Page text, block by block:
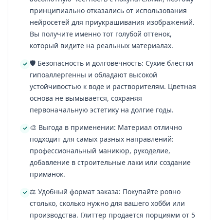
принципиально отказались от использования
нейросетей для приукрашивания изображений.
Вы получите именно тот голубой оттенок,
который видите на реальных материалах.
🛡️ Безопасность и долговечность: Сухие блестки
гипоаллергенны и обладают высокой
устойчивостью к воде и растворителям. Цветная
основа не вымывается, сохраняя
первоначальную эстетику на долгие годы.
🎨 Выгода в применении: Материал отлично
подходит для самых разных направлений:
профессиональный маникюр, рукоделие,
добавление в строительные лаки или создание
приманок.
⚖️ Удобный формат заказа: Покупайте ровно
столько, сколько нужно для вашего хобби или
производства. Глиттер продается порциями от 5